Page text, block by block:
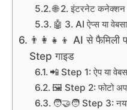
🌐 2. इंटरनेट कनेक्शन
🤖 3. AI ऐप्स या
👨‍👩‍👧‍👦 AI से फैमिली
Step गाइड
📲 Step 1: ऐप या
🖼️ Step 2: फोटो
🧑‍🤝‍🧑 Step 3: नया